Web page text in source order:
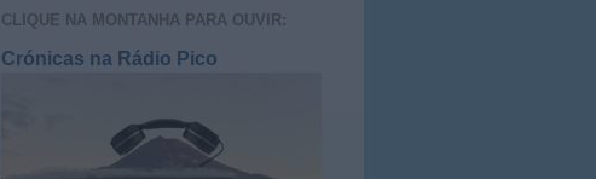
CLIQUE NA MONTANHA PARA OUVIR:
Crónicas na Rádio Pico